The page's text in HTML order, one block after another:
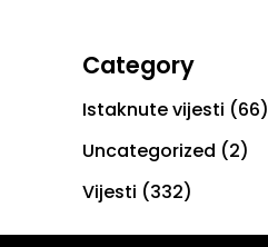
Category
Istaknute vijesti (66)
Uncategorized (2)
Vijesti (332)